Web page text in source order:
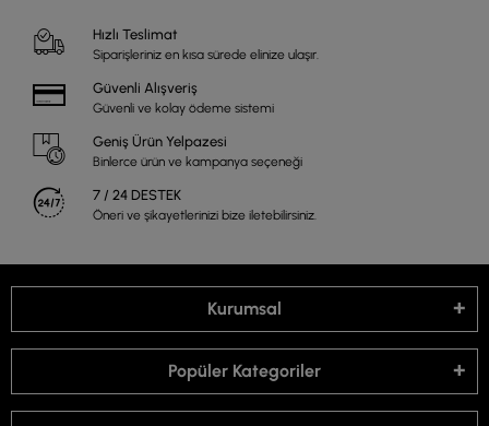
Hızlı Teslimat
Siparişleriniz en kısa sürede elinize ulaşır.
Güvenli Alışveriş
Güvenli ve kolay ödeme sistemi
Geniş Ürün Yelpazesi
Binlerce ürün ve kampanya seçeneği
7 / 24 DESTEK
Öneri ve şikayetlerinizi bize iletebilirsiniz.
Kurumsal
Popüler Kategoriler